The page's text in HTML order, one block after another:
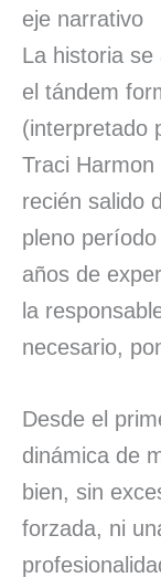
eje narrativo
La historia se
el tándem
(interpretado
Traci
recién salido
pleno
años de
la
necesario,
Desde el
dinámica de
bien, sin
forzada, ni